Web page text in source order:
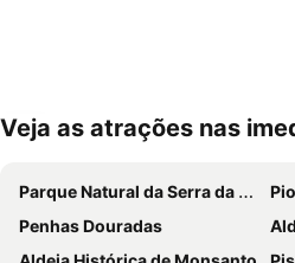
Ampliar mapa
Veja as atrações nas
Parque Natural da Serra da Estrela
Penhas Douradas